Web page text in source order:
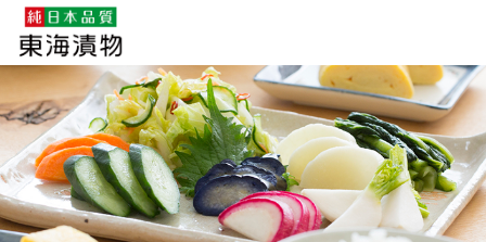
企業・採用情報 社会貢献 品質保証